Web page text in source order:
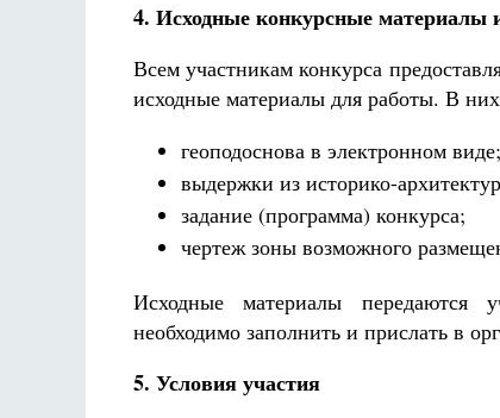
4. Исходные конкурсные материалы
Всем участникам конкурса
исходные материалы для работы. В
геоподоснова в электронном виде;
выдержки из историко-
задание (программа) конкурса;
чертеж зоны возможного
Исходные материалы передаются
необходимо заполнить и прислать в
5. Условия участия